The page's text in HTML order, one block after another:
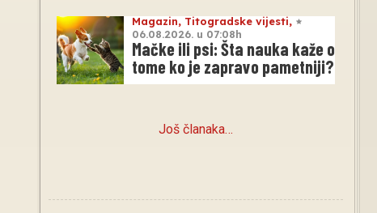
Magazin, Titogradske vijesti,
06.08.2026. u 07:08h
Mačke ili psi: Šta nauka kaže o
tome ko je zapravo pametniji?
Još članaka…